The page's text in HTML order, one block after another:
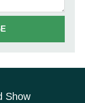
Show